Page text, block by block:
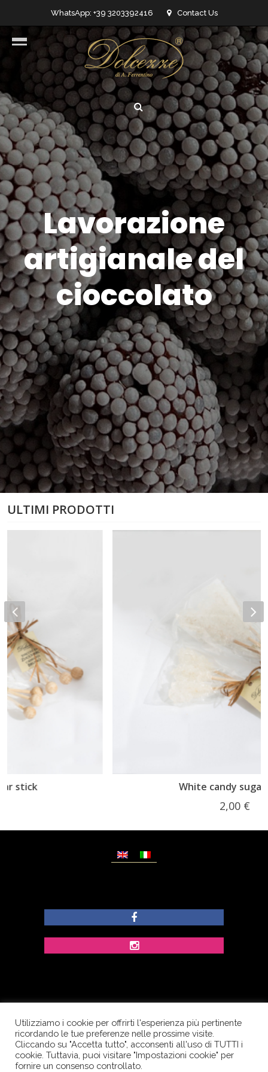
WhatsApp: +39 3203392416 Contact Us
info@dolcezzedicioccolato.it
Lavorazione
artigianale del
cioccolato
ULTIMI PRODOTTI
White candy sugar stick
© Copyright Dolcezze di Ferrentino A. - P.IVA
IT02609400656 - Tutti i diritti riservati.
Corso Palatucci, 65 - 84013 Cava de’ Tirreni (SA) -
Utilizziamo i cookie per offrirti l'esperienza più pertinente
ricordando le tue preferenze nelle prossime visite.
Cliccando su "Accetta tutto", acconsenti all'uso di TUTTI i
cookie. Tuttavia, puoi visitare "Impostazioni cookie" per
fornire un consenso controllato.